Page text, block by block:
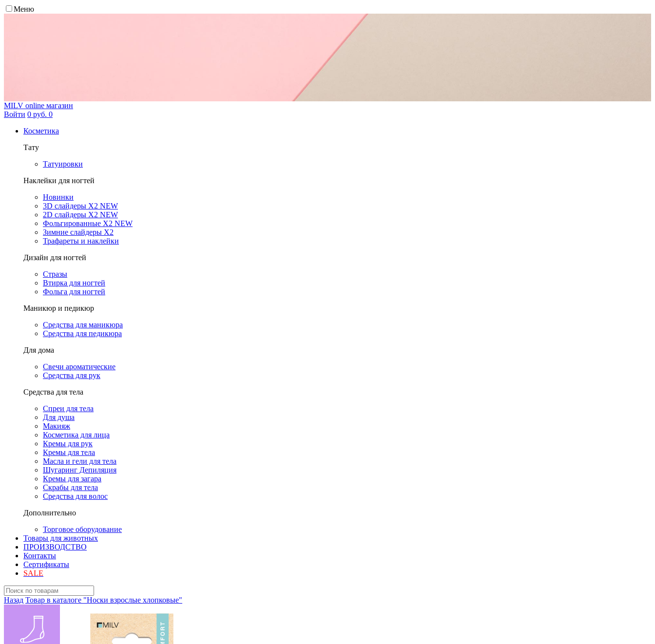
Меню
MILV online магазин
Войти 0 руб. 0
Косметика
Тату
Татуировки
Наклейки для ногтей
Новинки
3D слайдеры X2 NEW
2D слайдеры X2 NEW
Фольгированные X2 NEW
Зимние слайдеры Х2
Трафареты и наклейки
Дизайн для ногтей
Стразы
Втирка для ногтей
Фольга для ногтей
Маникюр и педикюр
Средства для маникюра
Средства для педикюра
Для дома
Свечи ароматические
Средства для рук
Средства для тела
Спреи для тела
Для душа
Макияж
Косметика для лица
Кремы для рук
Кремы для тела
Масла и гели для тела
Шугаринг Депиляция
Кремы для загара
Скрабы для тела
Средства для волос
Дополнительно
Торговое оборудование
Товары для животных
ПРОИЗВОДСТВО
Контакты
Сертификаты
SALE
Назад Товар в каталоге "Носки взрослые хлопковые"